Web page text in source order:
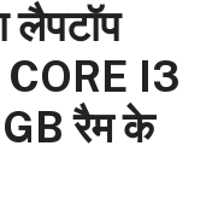
लैपटॉप
I3
रैम के